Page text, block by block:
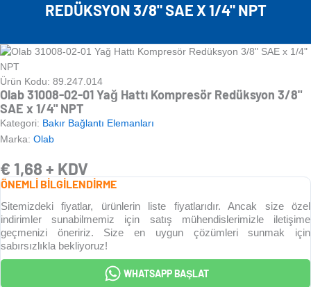
REDÜKSYON 3/8" SAE X 1/4" NPT
Ürün Kodu: 89.247.014
Olab 31008-02-01 Yağ Hattı Kompresör Redüksyon 3/8"
SAE x 1/4" NPT
Kategori: Bakır Bağlantı Elemanları
Marka: Olab
€ 1,68 + KDV
ÖNEMLİ BİLGİLENDİRME
Sitemizdeki fiyatlar, ürünlerin liste fiyatlarıdır. Ancak size özel
indirimler sunabilmemiz için satış mühendislerimizle iletişime
geçmenizi öneririz. Size en uygun çözümleri sunmak için
sabırsızlıkla bekliyoruz!
WHATSAPP BAŞLAT